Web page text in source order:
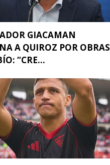
GIACAMAN
A QUIROZ POR OBRAS
“CRE...